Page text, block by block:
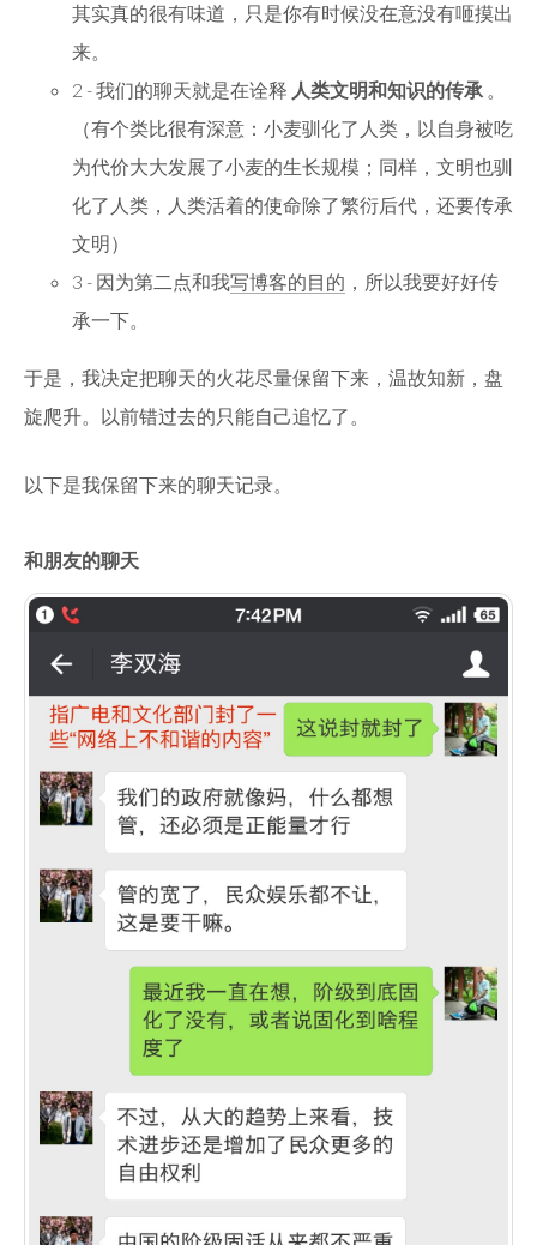
其实真的很有味道，只是你有时候没在意没有咂摸出
来。
2 - 我们的聊天就是在诠释 人类文明和知识的传承 。
（有个类比很有深意：小麦驯化了人类，以自身被吃
为代价大大发展了小麦的生长规模；同样，文明也驯
化了人类，人类活着的使命除了繁衍后代，还要传承
文明）
3 - 因为第二点和我写博客的目的 ，所以我要好好传
承一下。
于是，我决定把聊天的火花尽量保留下来，温故知新，盘
旋爬升。以前错过去的只能自己追忆了。
以下是我保留下来的聊天记录。
和朋友的聊天